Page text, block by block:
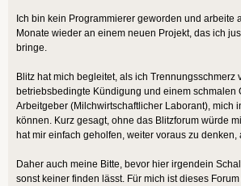
Ich bin kein Programmierer geworden und
Monate wieder an einem neuen Projekt, das ich
bringe.
Blitz hat mich begleitet, als ich
betriebsbedingte Kündigung und einem
Arbeitgeber (Milchwirtschaftlicher Laborant), mich
können. Kurz gesagt, ohne das Blitzforum würde
hat mir einfach geholfen, weiter voraus zu denken,
Daher auch meine Bitte, bevor hier irgendein
sonst keiner finden lässt. Für mich ist dieses